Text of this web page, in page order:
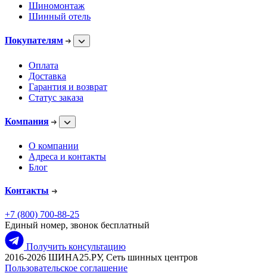
Шиномонтаж
Шинный отель
Покупателям
Оплата
Доставка
Гарантия и возврат
Статус заказа
Компания
О компании
Адреса и контакты
Блог
Контакты
+7 (800) 700-88-25
Единый номер, звонок бесплатный
Получить консультацию
2016-2026 ШИНА25.РУ, Сеть шинных центров
Пользовательское соглашение